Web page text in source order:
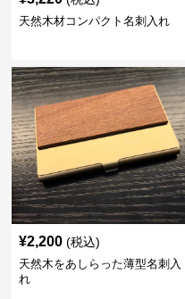
天然木材コンパクト名刺入れ
¥2,200 (税込)
天然木をあしらった薄型名刺入
れ